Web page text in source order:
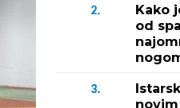
2.
Kako
od
3.